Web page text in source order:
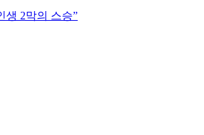
생 2막의 스승”